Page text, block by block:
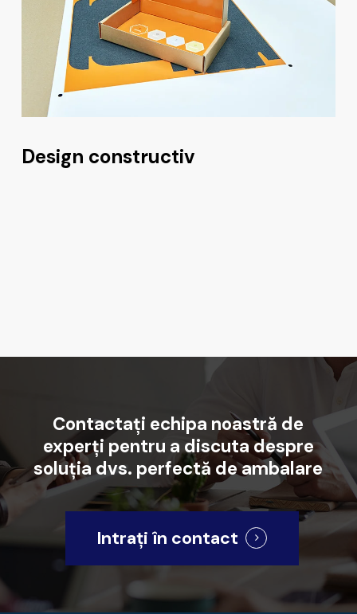
Design constructiv
Contactați echipa noastră de
experți pentru a discutadespre
soluția dvs. perfectă deambalare
Intrați în contact